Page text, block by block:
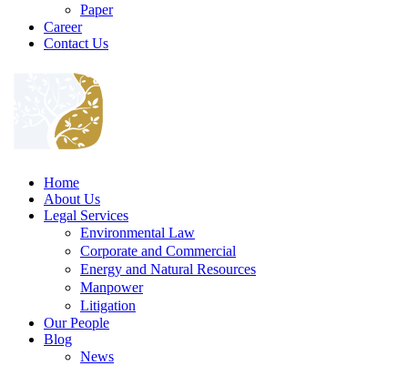
Paper
Career
Contact Us
Home
About Us
Legal Services
Environmental Law
Corporate and Commercial
Energy and Natural Resources
Manpower
Litigation
Our People
Blog
News